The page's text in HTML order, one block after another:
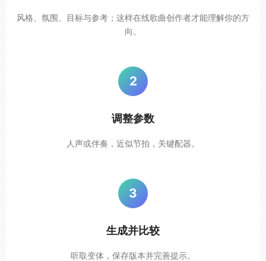
风格、氛围、目标与参考；这样在线歌曲创作者才能理解你的方
向。
2
调整参数
人声或伴奏，近似节拍，关键配器。
3
生成并比较
听取变体，保存版本并完善提示。